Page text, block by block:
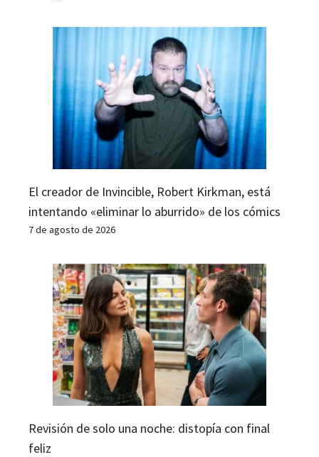
El creador de Invincible, Robert Kirkman, está
intentando «eliminar lo aburrido» de los cómics
7 de agosto de 2026
Revisión de solo una noche: distopía con final
feliz